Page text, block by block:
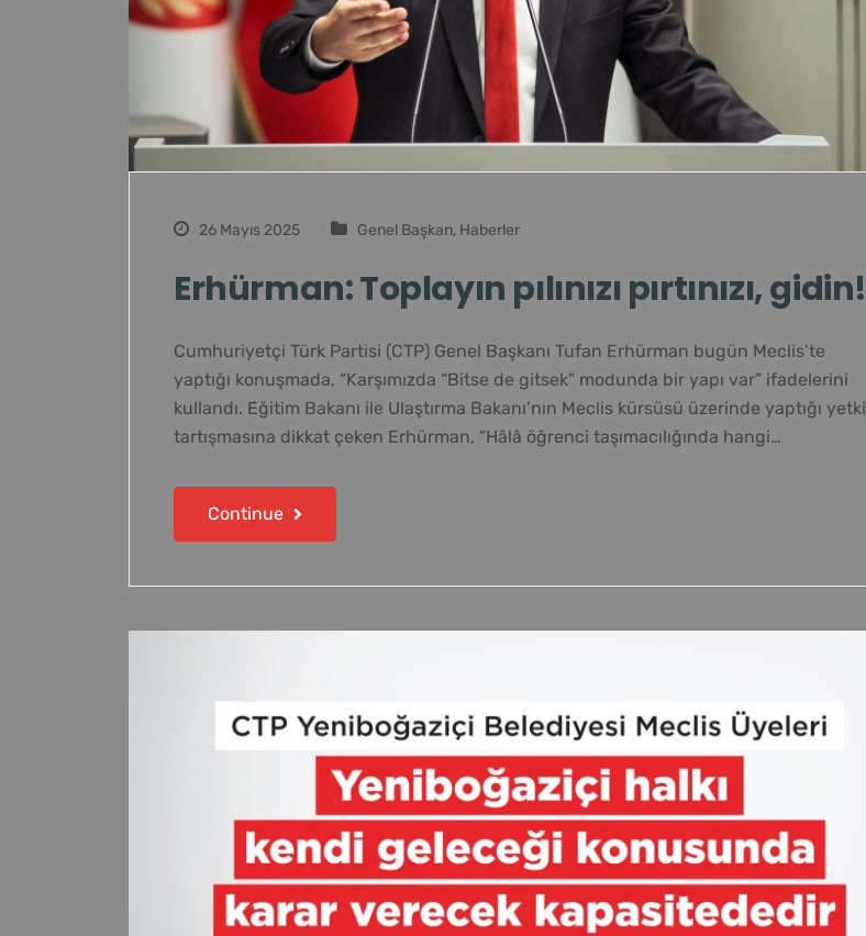
26 Mayıs 2025 Genel Başkan, Haberler
Erhürman: Toplayın pılınızı pırtınızı, gidin!
Cumhuriyetçi Türk Partisi (CTP) Genel Başkanı Tufan Erhürman bugün Meclis’te
yaptığı konuşmada, “Karşımızda “Bitse de gitsek” modunda bir yapı var” ifadelerini
kullandı. Eğitim Bakanı ile Ulaştırma Bakanı’nın Meclis kürsüsü üzerinde yaptığı yetki
tartışmasına dikkat çeken Erhürman, “Hâlâ öğrenci taşımacılığında hangi…
Continue